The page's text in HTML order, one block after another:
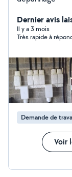
Dernier avis
Il y a 3 mois
Très rapide à
Demande de
Voir